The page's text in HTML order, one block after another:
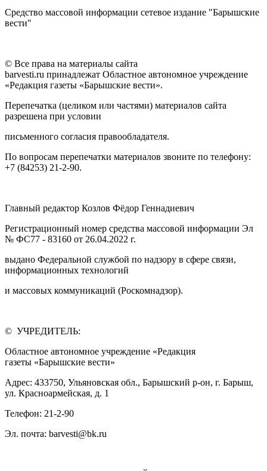
Средство массовой информации сетевое издание "Барышские
вести"
© Все права на материалы сайта
barvesti.ru принадлежат Областное автономное учреждение
«Редакция газеты «Барышские вести».
Перепечатка (целиком или частями) материалов сайта
разрешена при условии
письменного согласия правообладателя.
По вопросам перепечатки материалов звоните по телефону:
+7 (84253) 21-2-90.
Главный редактор Козлов Фёдор Геннадиевич
Регистрационный номер средства массовой информации Эл
№ ФС77 - 83160 от 26.04.2022 г.
выдано Федеральной службой по надзору в сфере связи,
информационных технологий
и массовых коммуникаций (Роскомнадзор).
© УЧРЕДИТЕЛЬ:
Областное автономное учреждение «Редакция
газеты «Барышские вести»
Адрес: 433750, Ульяновская обл., Барышский р-он, г. Барыш,
ул. Красноармейская, д. 1
Телефон: 21-2-90
Эл. почта: barvesti@bk.ru